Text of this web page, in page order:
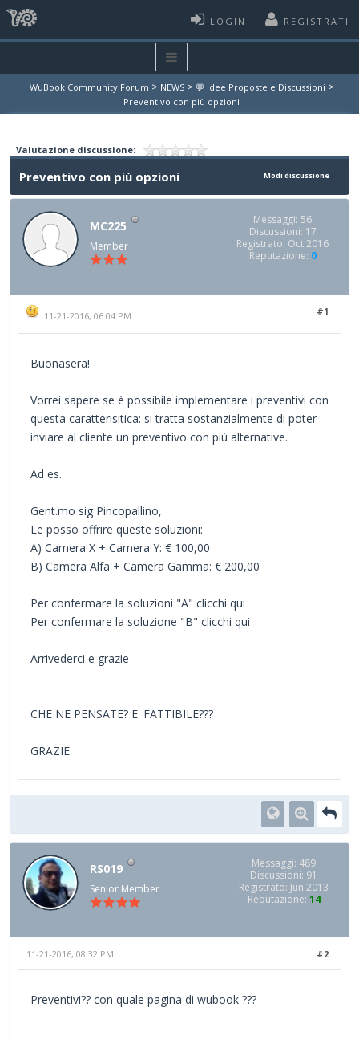
LOGIN REGISTRATI
WuBook Community Forum > NEWS > 💬 Idee Proposte e Discussioni >
Preventivo con più opzioni
Valutazione discussione:
Modi discussione
Preventivo con più opzioni
MC225
Member
Messaggi: 56
Discussioni: 17
Registrato: Oct 2016
Reputazione: 0
#1
11-21-2016, 06:04 PM
Buonasera!
Vorrei sapere se è possibile implementare i preventivi con
questa caratterisitica: si tratta sostanzialmente di poter
inviare al cliente un preventivo con più alternative.
Ad es.
Gent.mo sig Pincopallino,
Le posso offrire queste soluzioni:
A) Camera X + Camera Y: € 100,00
B) Camera Alfa + Camera Gamma: € 200,00
Per confermare la soluzioni "A" clicchi qui
Per confermare la soluzione "B" clicchi qui
Arrivederci e grazie
CHE NE PENSATE? E' FATTIBILE???
GRAZIE
RS019
Senior Member
Messaggi: 489
Discussioni: 91
Registrato: Jun 2013
Reputazione: 14
#2
11-21-2016, 08:32 PM
Preventivi?? con quale pagina di wubook ???